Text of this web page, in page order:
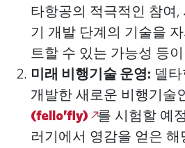
타항공의 적극적인 참여,
기 개발 단계의 기술을
트할 수 있는 가능성 등
미래 비행기술 운영: 델
개발한 새로운 비행기술
(fello’fly) 를 시험할 예
러기에서 영감을 얻은 해